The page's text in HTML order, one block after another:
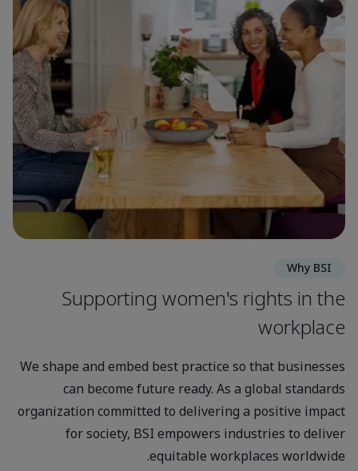
Why BSI
Supporting women's rights in the
workplace
We shape and embed best practice so that businesses
can become future ready. As a global standards
organization committed to delivering a positive impact
for society, BSI empowers industries to deliver
equitable workplaces worldwide.